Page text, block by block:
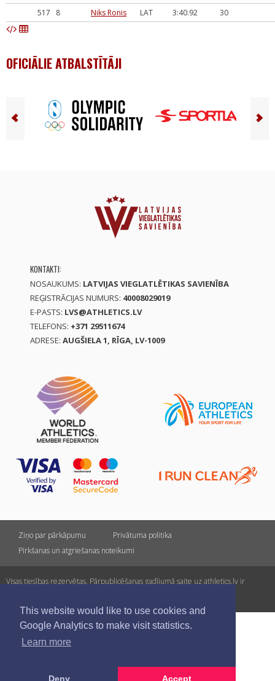
This website would like to use cookies and
Google Analytics to make visit statistics.
Learn more
Deny Accept
517 8 Niks Ronis LAT 3:40.92 30
OFICIĀLIE ATBALSTĪTĀJI
KONTAKTI:
NOSAUKUMS: LATVIJAS VIEGLATLĒTIKAS SAVIENĪBA
REĢISTRĀCIJAS NUMURS: 40008029019
E-PASTS: LVS@ATHLETICS.LV
TELEFONS: +371 29511674
ADRESE: AUGŠIELA 1, RĪGA, LV-1009
Ziņo par pārkāpumu
Privātuma politika
Pirkšanas un atgriešanas noteikumi
Visas tiesības rezervētas. Pārpublicēšanas gadījumā saite uz athletics.lv ir